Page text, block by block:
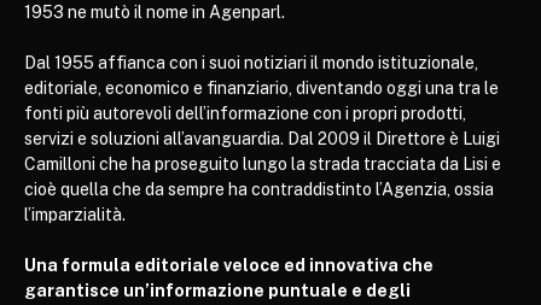
1953 ne mutò il nome in Agenparl.
Dal 1955 affianca con i suoi notiziari il mondo istituzionale,
editoriale, economico e finanziario, diventando oggi una tra le
fonti più autorevoli dell’informazione con i propri prodotti,
servizi e soluzioni all’avanguardia. Dal 2009 il Direttore è Luigi
Camilloni che ha proseguito lungo la strada tracciata da Lisi e
cioè quella che da sempre ha contraddistinto l’Agenzia, ossia
l’imparzialità.
Una formula editoriale veloce ed innovativa che
garantisce un’informazione puntuale e degli